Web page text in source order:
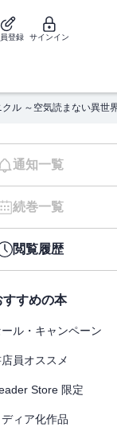
登録 サインイン
ル ～空気読まない異世
通知一覧
続巻一覧
閲覧履歴
すすめの本
ール・キャンペーン
員オススメ
Store 限定
ディア化作品